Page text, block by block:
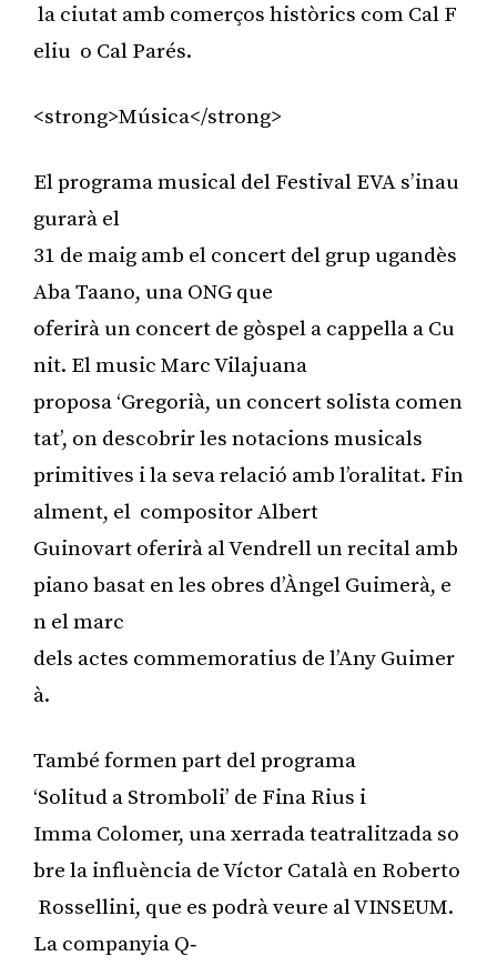
la ciutat amb comerços històrics com Cal F
eliu o Cal Parés.
<strong>Música</strong>
El programa musical del Festival EVA s’inau
gurarà el
31 de maig amb el concert del grup ugandès
Aba Taano, una ONG que
oferirà un concert de gòspel a cappella a Cu
nit. El music Marc Vilajuana
proposa ‘Gregorià, un concert solista comen
tat’, on descobrir les notacions musicals
primitives i la seva relació amb l’oralitat. Fin
alment, el compositor Albert
Guinovart oferirà al Vendrell un recital amb
piano basat en les obres d’Àngel Guimerà, e
n el marc
dels actes commemoratius de l’Any Guimer
à.
També formen part del programa
‘Solitud a Stromboli’ de Fina Rius i
Imma Colomer, una xerrada teatralitzada so
bre la influència de Víctor Català en Roberto
Rossellini, que es podrà veure al VINSEUM.
La companyia Q‐